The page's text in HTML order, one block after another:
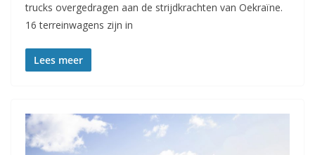
trucks overgedragen aan de strijdkrachten van Oekraïne.
16 terreinwagens zijn in
Lees meer